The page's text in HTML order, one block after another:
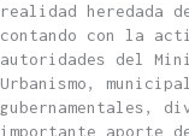
realidad heredada
contando con la
autoridades del
Urbanismo,
gubernamentales,
importante aporte